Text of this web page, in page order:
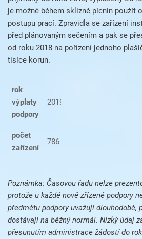
je možné během sklizně pícnin použít
postupu prací. Zpravidla se zařízení
před plánovaným sečením a pak se
od roku 2018 na pořízení jednoho
tisíce korun.
rok
výplaty
podpory
2019
počet
zařízení
786
Poznámka: Časovou řadu nelze
protože u každé nově zřízené podpory
předmětu podpory uvažují dlouhodobě,
dostávají na běžný normál. Nízký údaj
přesunutím administrace žádostí do